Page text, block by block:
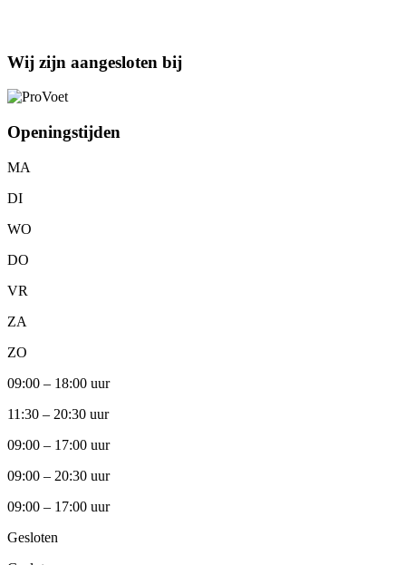
Wij zijn aangesloten bij
Openingstijden
MA
DI
WO
DO
VR
ZA
ZO
09:00 – 18:00 uur
11:30 – 20:30 uur
09:00 – 17:00 uur
09:00 – 20:30 uur
09:00 – 17:00 uur
Gesloten